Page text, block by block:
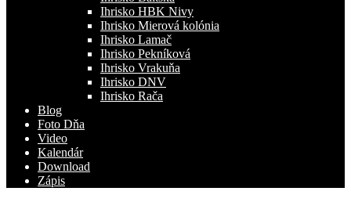
Ihrisko HBK Nivy
Ihrisko Mierová kolónia
Ihrisko Lamač
Ihrisko Pekníková
Ihrisko Vrakuňa
Ihrisko DNV
Ihrisko Rača
Blog
Foto Dňa
Video
Kalendár
Download
Zápis